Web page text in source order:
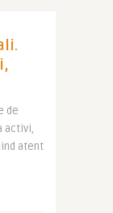
de
activi,
atent